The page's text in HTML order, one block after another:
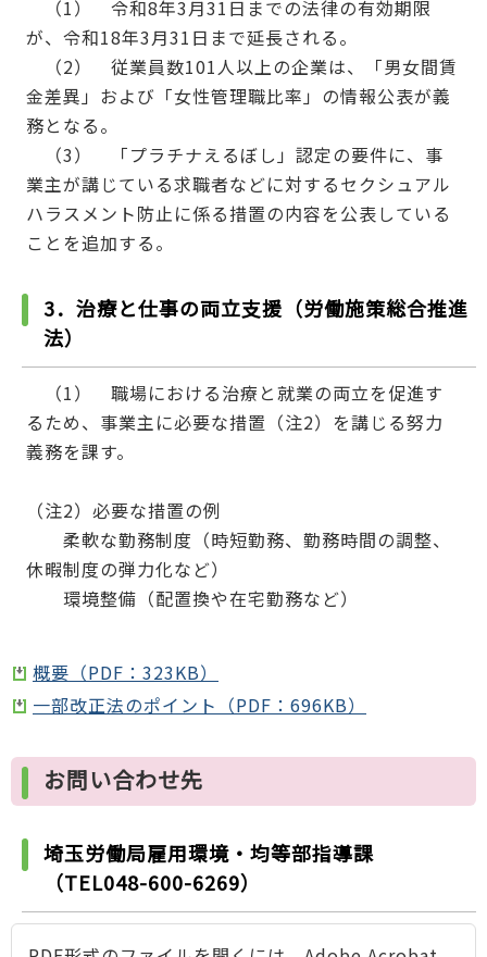
（1） 令和8年3月31日までの法律の有効期限
が、令和18年3月31日まで延長される。
（2） 従業員数101人以上の企業は、「男女間賃
金差異」および「女性管理職比率」の情報公表が義
務となる。
（3） 「プラチナえるぼし」認定の要件に、事
業主が講じている求職者などに対するセクシュアル
ハラスメント防止に係る措置の内容を公表している
ことを追加する。
3．治療と仕事の両立支援（労働施策総合推進
法）
（1） 職場における治療と就業の両立を促進す
るため、事業主に必要な措置（注2）を講じる努力
義務を課す。
（注2）必要な措置の例
柔軟な勤務制度（時短勤務、勤務時間の調整、
休暇制度の弾力化など）
環境整備（配置換や在宅勤務など）
概要（PDF：323KB）
一部改正法のポイント（PDF：696KB）
お問い合わせ先
埼玉労働局雇用環境・均等部指導課
（TEL048-600-6269）